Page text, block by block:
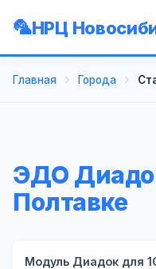
НРЦ
Главная Города
ЭДО
Полтавке
Модуль Диадок для